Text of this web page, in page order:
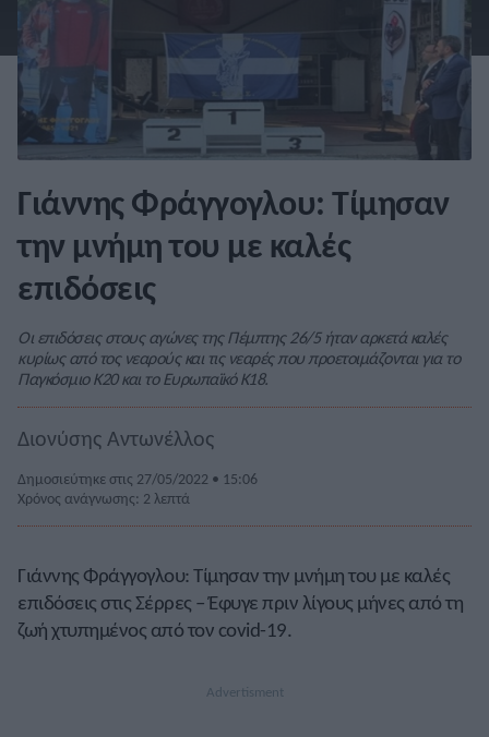
Γιάννης Φράγγογλου: Τίμησαν
την μνήμη του με καλές
επιδόσεις
Οι επιδόσεις στους αγώνες της Πέμπτης 26/5 ήταν αρκετά καλές
κυρίως από τος νεαρούς και τις νεαρές που προετοιμάζονται για το
Παγκόσμιο Κ20 και το Ευρωπαϊκό Κ18.
Διονύσης Αντωνέλλος
Δημοσιεύτηκε στις 27/05/2022 • 15:06
Χρόνος ανάγνωσης: 2 λεπτά
Γιάννης Φράγγογλου: Τίμησαν την μνήμη του με καλές
επιδόσεις στις Σέρρες – Έφυγε πριν λίγους μήνες από τη
ζωή χτυπημένος από τον covid-19.